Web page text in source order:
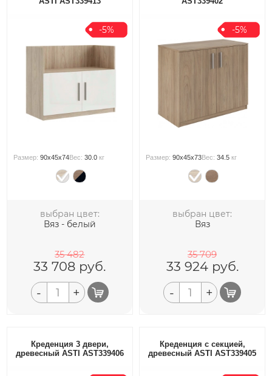
-5%
Размер:90x45x74Вес:30.0 кг
выбран цвет:
Вяз - белый
35 482
33 708 руб.
- +
-5%
Размер:90x45x73Вес:34.5 кг
выбран цвет:
Вяз
35 709
33 924руб.
- +
Креденция 3 двери,
древесный ASTI AST339406
Креденция с секцией,
древесный ASTI AST339405